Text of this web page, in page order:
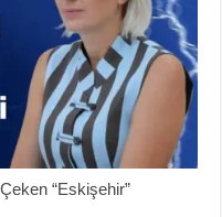
“Eskişehir”